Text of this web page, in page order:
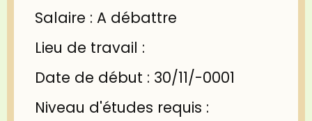
Salaire : A débattre
Lieu de travail :
Date de début : 30/11/-0001
Niveau d'études requis :